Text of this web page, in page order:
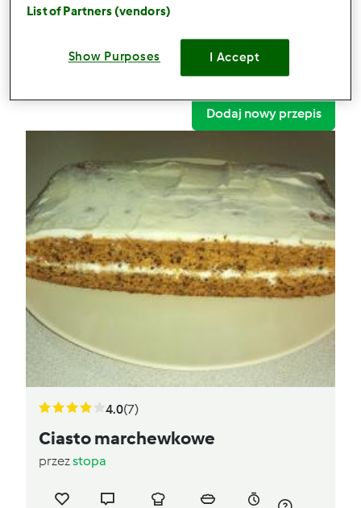
1
Przepisy(2)
Dodaj nowy przepis
4.0(7)
Ciasto marchewkowe
przezstopa
List of Partners (vendors)
Show Purposes I Accept